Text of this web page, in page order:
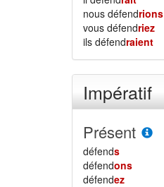
nous défendrions
vous défendriez
ils défendraient
Impératif
Présent
défends
défendons
défendez